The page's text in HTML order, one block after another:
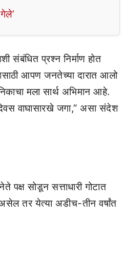
संबंधित प्रश्न निर्माण होत
आपण जनतेच्या दारात आलो
मला सार्थ अभिमान आहे.
वाघासारखे जगा,” असा संदेश
पक्ष सोडून सत्ताधारी गोटात
तर येत्या अडीच-तीन वर्षांत